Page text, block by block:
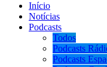
Início
Notícias
Podcasts
Todos
Podcasts
Podcasts